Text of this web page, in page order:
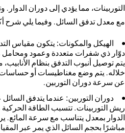
التوربينات، مما يؤدي إلى دوران
مع معدل تدفق السائل. وفيما يلي شرح
الهيكل والمكونات: يتكون مقياس
دوّار ذي شفرات متعددة وعمود
يتم توصيل أنبوب التدفق بنظام
خلاله. يتم وضع مغناطيسات أو
عن سرعة دوران التوربين.
دوران التوربين: عندما يتدفق
ريش التوربينات. تتسبب الطاقة
الدوار بمعدل يتناسب مع سرعة المائع.
مباشرًا بحجم السائل الذي يمر عبر